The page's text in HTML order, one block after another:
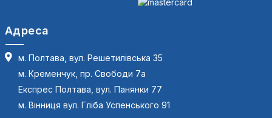
Адреса
м. Полтава, вул. Решетилівська 35
м. Кременчук, пр. Свободи 7а
Експрес Полтава, вул. Панянки 77
м. Вінниця вул. Гліба Успенського 91